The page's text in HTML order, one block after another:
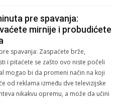
pre spavanja:
mirnije i probudićete
spavanja: Zaspaćete brže,
i pitaćete se zašto ovo niste počeli
mogao bi da promeni način na koji
od reklama između dve televizijske
nikakvu opremu, a može da učini